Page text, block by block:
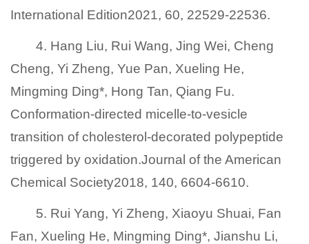
International Edition2021, 60, 22529-22536.
4. Hang Liu, Rui Wang, Jing Wei, Cheng
Cheng, Yi Zheng, Yue Pan, Xueling He,
Mingming Ding*, Hong Tan, Qiang Fu.
Conformation-directed micelle-to-vesicle
transition of cholesterol-decorated polypeptide
triggered by oxidation.Journal of the American
Chemical Society2018, 140, 6604-6610.
5. Rui Yang, Yi Zheng, Xiaoyu Shuai, Fan
Fan, Xueling He, Mingming Ding*, Jianshu Li,